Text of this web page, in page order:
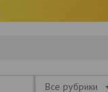
Все рубрики